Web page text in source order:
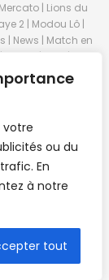
votre
ou du
En
à notre
tout
| Lions du
2 | Modou Lô |
| News | Match en
1 | Liga | Serie
Guineens | Foot
Guinée |
de football |
Equipe |
| Stade du 28
| Paris Foot |
Sport | RTG |
| Football
guinéens |
.